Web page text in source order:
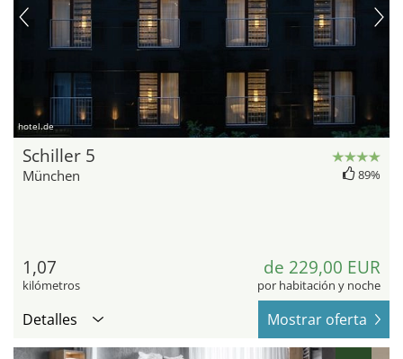
hotel.de
Schiller 5
München 89%
1,07
kilómetros
de 229,00 EUR
por habitación y noche
Detalles Mostrar oferta